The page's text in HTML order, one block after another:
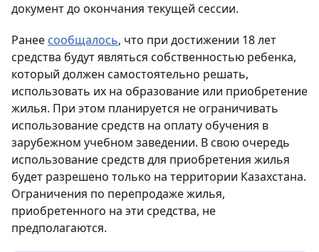
документ до окончания текущей сессии.
Ранее сообщалось, что при достижении 18 лет
средства будут являться собственностью ребенка,
который должен самостоятельно решать,
использовать их на образование или приобретение
жилья. При этом планируется не ограничивать
использование средств на оплату обучения в
зарубежном учебном заведении. В свою очередь
использование средств для приобретения жилья
будет разрешено только на территории Казахстана.
Ограничения по перепродаже жилья,
приобретенного на эти средства, не
предполагаются.